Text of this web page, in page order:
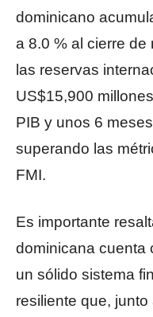
dominicano
a 8.0 % al cierre de
las reservas
US$15,900
PIB y unos 6
superando las
FMI.
Es importante
dominicana cuenta
un sólido sistema
resiliente que,